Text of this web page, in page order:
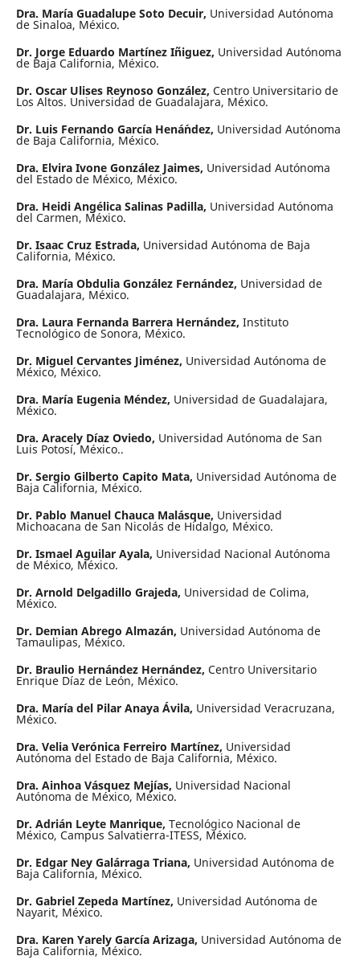
Dra. María Guadalupe Soto Decuir, Universidad Autónoma
de Sinaloa, México.
Dr. Jorge Eduardo Martínez Iñiguez, Universidad Autónoma
de Baja California, México.
Dr. Oscar Ulises Reynoso González, Centro Universitario de
Los Altos. Universidad de Guadalajara, México.
Dr. Luis Fernando García Hená´ndez, Universidad Autónoma
de Baja California, México.
Dra. Elvira Ivone González Jaimes, Universidad Autónoma
del Estado de México, México.
Dra. Heidi Angélica Salinas Padilla, Universidad Autónoma
del Carmen, México.
Dr. Isaac Cruz Estrada, Universidad Autónoma de Baja
California, México.
Dra. María Obdulia González Fernández, Universidad de
Guadalajara, México.
Dra. Laura Fernanda Barrera Hernández, Instituto
Tecnológico de Sonora, México.
Dr. Miguel Cervantes Jiménez, Universidad Autónoma de
México, México.
Dra. María Eugenia Méndez, Universidad de Guadalajara,
México.
Dra. Aracely Díaz Oviedo, Universidad Autónoma de San
Luis Potosí, México..
Dr. Sergio Gilberto Capito Mata, Universidad Autónoma de
Baja California, México.
Dr. Pablo Manuel Chauca Malásque, Universidad
Michoacana de San Nicolás de Hidalgo, México.
Dr. Ismael Aguilar Ayala, Universidad Nacional Autónoma
de México, México.
Dr. Arnold Delgadillo Grajeda, Universidad de Colima,
México.
Dr. Demian Abrego Almazán, Universidad Autónoma de
Tamaulipas, México.
Dr. Braulio Hernández Hernández, Centro Universitario
Enrique Díaz de León, México.
Dra. María del Pilar Anaya Ávila, Universidad Veracruzana,
México.
Dra. Velia Verónica Ferreiro Martínez, Universidad
Autónoma del Estado de Baja California, México.
Dra. Ainhoa Vásquez Mejías, Universidad Nacional
Autónoma de México, México.
Dr. Adrián Leyte Manrique, Tecnológico Nacional de
México, Campus Salvatierra-ITESS, México.
Dr. Edgar Ney Galárraga Triana, Universidad Autónoma de
Baja California, México.
Dr. Gabriel Zepeda Martínez, Universidad Autónoma de
Nayarit, México.
Dra. Karen Yarely García Arizaga, Universidad Autónoma de
Baja California, México.